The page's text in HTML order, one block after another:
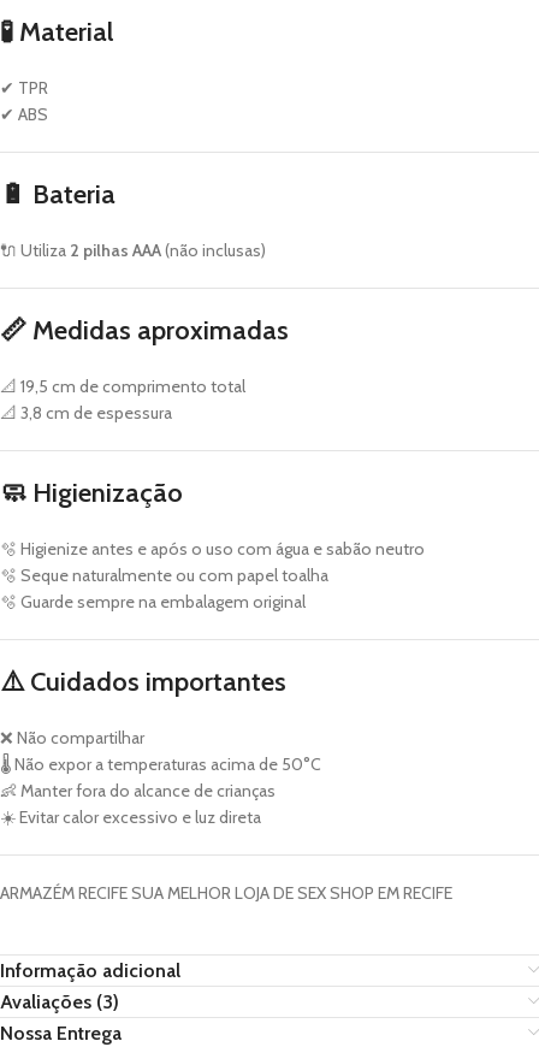
🧪 Material
✔ TPR
✔ ABS
🔋 Bateria
🔌 Utiliza 2 pilhas AAA(não inclusas)
📏 Medidas aproximadas
📐 19,5 cm de comprimento total
📐 3,8 cm de espessura
🧼 Higienização
🫧 Higienize antes e após o uso com água e sabão neutro
🫧 Seque naturalmente ou com papel toalha
🫧 Guarde sempre na embalagem original
⚠️Cuidados importantes
❌ Não compartilhar
🌡️ Não expor a temperaturas acima de 50°C
👶 Manter fora do alcance de crianças
☀️ Evitar calor excessivo e luz direta
ARMAZÉM RECIFE SUA MELHOR LOJA DE SEX SHOP EM RECIFE
Informação adicional
Avaliações (3)
Nossa Entrega